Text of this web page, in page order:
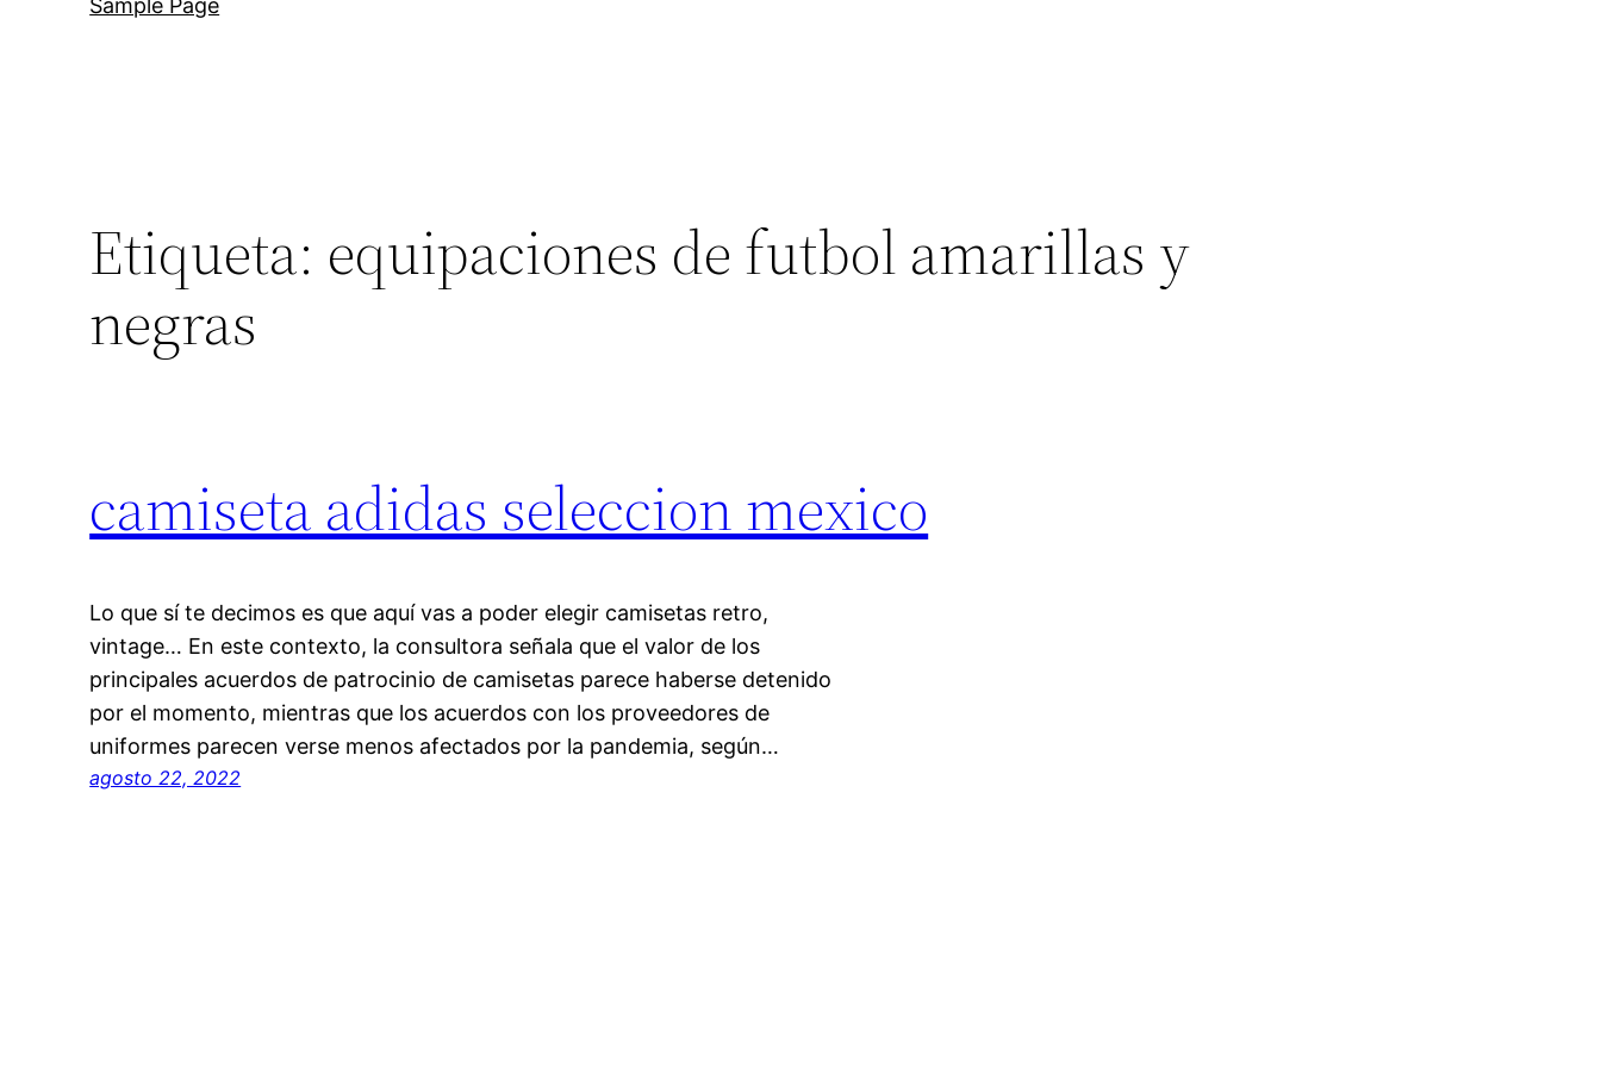
Sample Page
Etiqueta: equipaciones de futbol amarillas y
negras
camiseta adidas seleccion mexico
Lo que sí te decimos es que aquí vas a poder elegir camisetas retro,
vintage… En este contexto, la consultora señala que el valor de los
principales acuerdos de patrocinio de camisetas parece haberse detenido
por el momento, mientras que los acuerdos con los proveedores de
uniformes parecen verse menos afectados por la pandemia, según…
agosto 22, 2022